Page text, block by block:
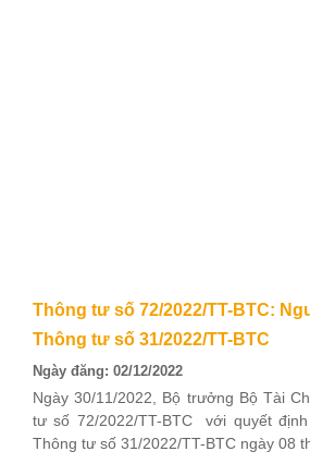
Thông tư số 72/2022/TT-BTC:
Thông tư số 31/2022/TT-BTC
Ngày đăng: 02/12/2022
Ngày 30/11/2022, Bộ trưởng Bộ Tài
tư số 72/2022/TT-BTC với quyết
Thông tư số 31/2022/TT-BTC ngày 08